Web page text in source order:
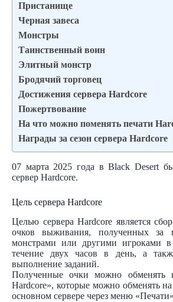
Пристанище
Черная завеса
Монстры
Таинственный воин
Элитный монстр
Бродячий торговец
Достижения сервера Hardcore
Пожертвование
На что можно поменять печати
Награды за сезон сервера Hardcore
07 марта 2025 года в Black Desert
сервер Hardcore.
Цель сервера Hardcore
Целью сервера Hardcore является
очков выживания, полученных за
монстрами или другими игроками
течение двух часов в день, а
выполнение заданий.
Полученные очки можно обменять
Hardcore», которые можно обменять
основном сервере через меню